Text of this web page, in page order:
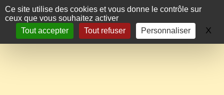
Panneau de gestion des cookies
Ce site utilise des cookies et vous donne le contrôle sur
ceux que vous souhaitez activer
Tout accepter
Tout refuser Personnaliser X